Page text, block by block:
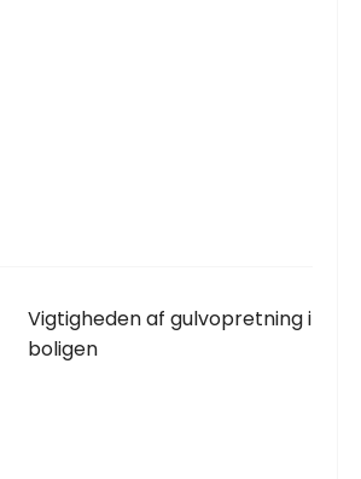
Vigtigheden af gulvopretning i
boligen